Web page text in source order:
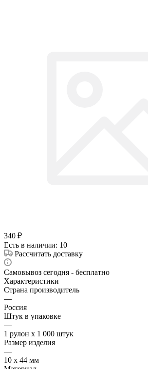
340 ₽
Есть в наличии: 10
Рассчитать доставку
Самовывоз сегодня - бесплатно
Характеристики
Страна производитель
—
Россия
Штук в упаковке
—
1 рулон х 1 000 штук
Размер изделия
—
10 х 44 мм